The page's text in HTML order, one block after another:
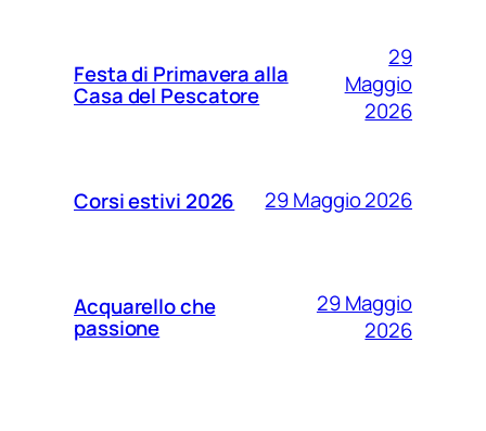
Festa di Primavera alla
Casa del Pescatore
29
Maggio
2026
Corsi estivi 2026 29 Maggio 2026
Acquarello che
passione
29 Maggio
2026